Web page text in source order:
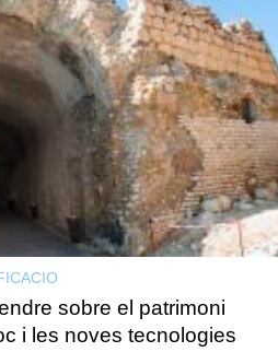
r
a
u
l
e
s
c
l
a
u
sobre el patrimoni
i les noves tecnologies